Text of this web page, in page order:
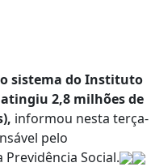
sistema do Instituto
atingiu 2,8 milhões de
informou nesta terça-
pelo
Social.